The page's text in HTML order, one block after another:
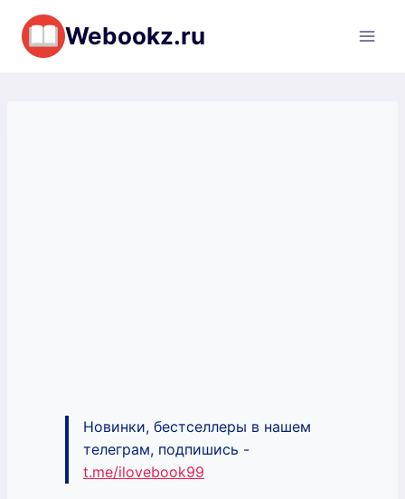
Перейти
содержимому
Webookz.ru
Новинки, бестселлеры в нашем
телеграм, подпишись -
t.me/ilovebook99